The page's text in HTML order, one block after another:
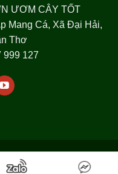
ƯƠM CÂY TỐT
Mang Cá, Xã Đại Hải,
Thơ
999 127